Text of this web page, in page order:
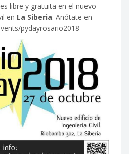
libre y gratuita en el nuevo
en La Siberia. Anótate en
pydayrosario2018